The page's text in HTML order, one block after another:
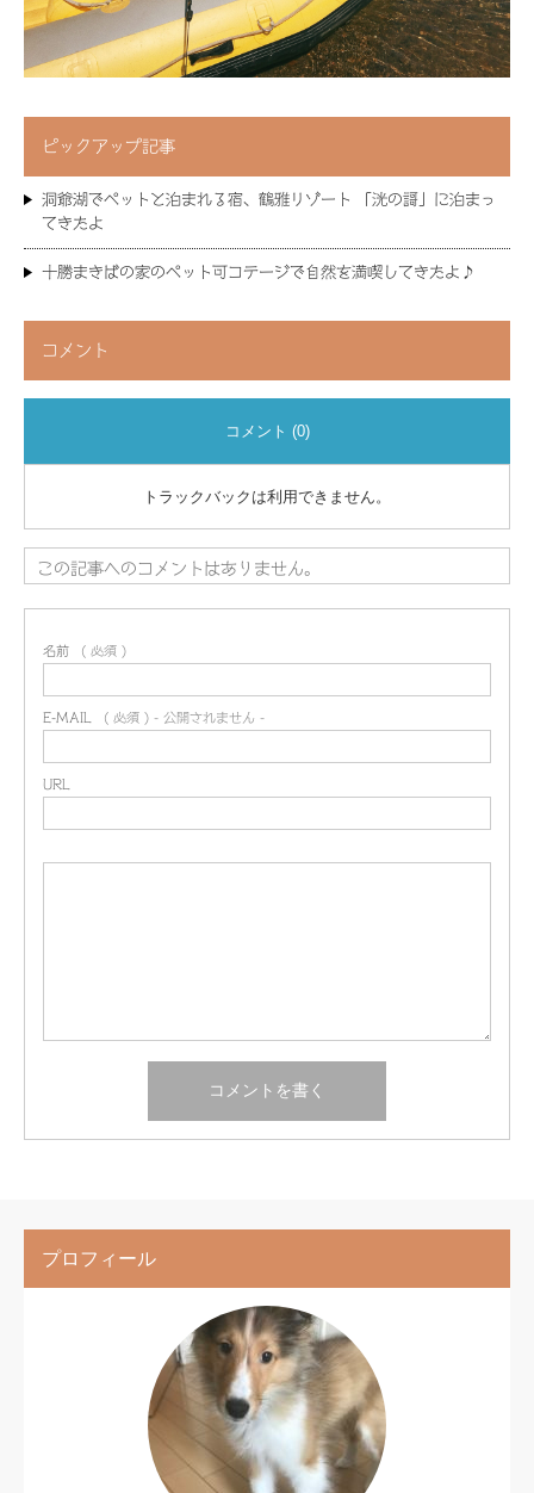
ピックアップ記事
洞爺湖でペットと泊まれる宿、鶴雅リゾート 「洸の謌」に泊まっ
てきたよ
十勝まきばの家のペット可コテージで自然を満喫してきたよ♪
コメント
コメント (0)
トラックバックは利用できません。
この記事へのコメントはありません。
名前 ( 必須 )
E-MAIL ( 必須 ) - 公開されません -
URL
プロフィール